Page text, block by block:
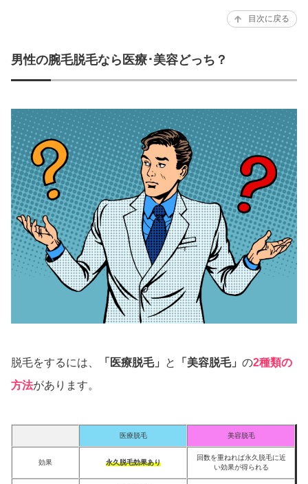
目次に戻る
男性の腕毛脱毛なら医療･美容どっち？
脱毛をするには、 「医療脱毛」 と 「美容脱毛」 の2種類の
方法があります。
医療脱毛 美容脱毛
効果 永久脱毛効果あり
回数を重ねれば永久脱毛に近
い効果が得られる